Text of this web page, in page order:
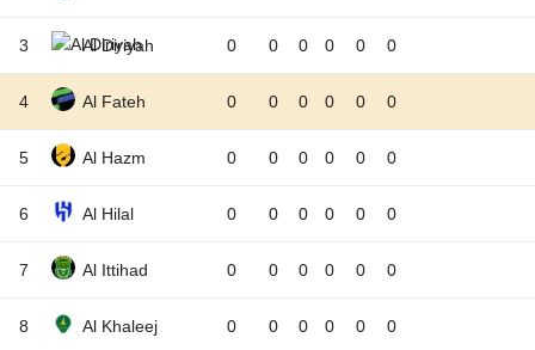
3 Al Diriyah 0 0 0 0 0 0
4 Al Fateh 0 0 0 0 0 0
5 Al Hazm 0 0 0 0 0 0
6 Al Hilal 0 0 0 0 0 0
7 Al Ittihad 0 0 0 0 0 0
8 Al Khaleej 0 0 0 0 0 0